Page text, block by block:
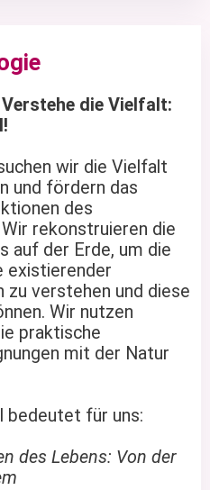
die Vielfalt:
wir die Vielfalt
und fördern das
des
rekonstruieren die
auf der Erde, um die
existierender
zu verstehen und diese
Wir nutzen
praktische
mit der Natur
bedeutet für uns:
des Lebens: Von der